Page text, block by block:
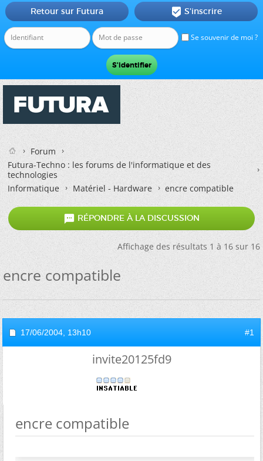
Se souvenir de moi ?
Retour sur Futura  S'inscrire
Forum
Futura-Techno : les forums de l'informatique et des
technologies
Informatique
Matériel - Hardware encre compatible
 RÉPONDRE À LA DISCUSSION
Affichage des résultats 1 à 16 sur 16
encre compatible
17/06/2004, 13h10 #1
invite20125fd9
encre compatible